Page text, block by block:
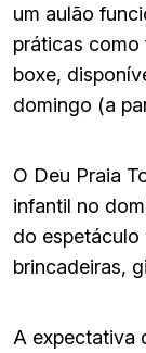
um aulão
práticas
boxe,
domingo (a
O Deu Praia
infantil no
do espetáculo
brincadeiras,
A expectativa